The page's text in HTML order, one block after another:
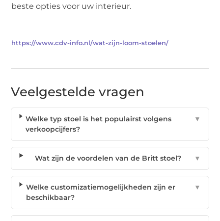
beste opties voor uw interieur.
https://www.cdv-info.nl/wat-zijn-loom-stoelen/
Veelgestelde vragen
Welke typ stoel is het populairst volgens
verkoopcijfers?
▼
Wat zijn de voordelen van de Britt stoel? ▼
Welke customizatiemogelijkheden zijn er
beschikbaar?
▼